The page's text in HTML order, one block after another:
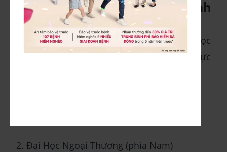
3. Các trường đại học tuyển sinh
khối D
Dựa trên nội dung đã nêu, các trường đại học
tuyển sinh khối D được chia thành 3 khu vực
2. Đại Học Ngoại Thương (phía Nam)